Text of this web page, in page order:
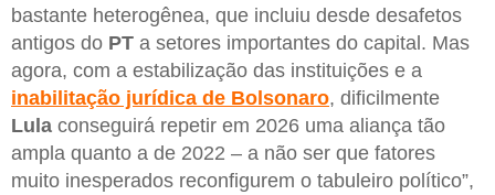
bastante heterogênea, que incluiu desde desafetos
antigos do PT a setores importantes do capital. Mas
agora, com a estabilização das instituições e a
inabilitação jurídica de Bolsonaro, dificilmente
Lula conseguirá repetir em 2026 uma aliança tão
ampla quanto a de 2022 – a não ser que fatores
muito inesperados reconfigurem o tabuleiro político”,